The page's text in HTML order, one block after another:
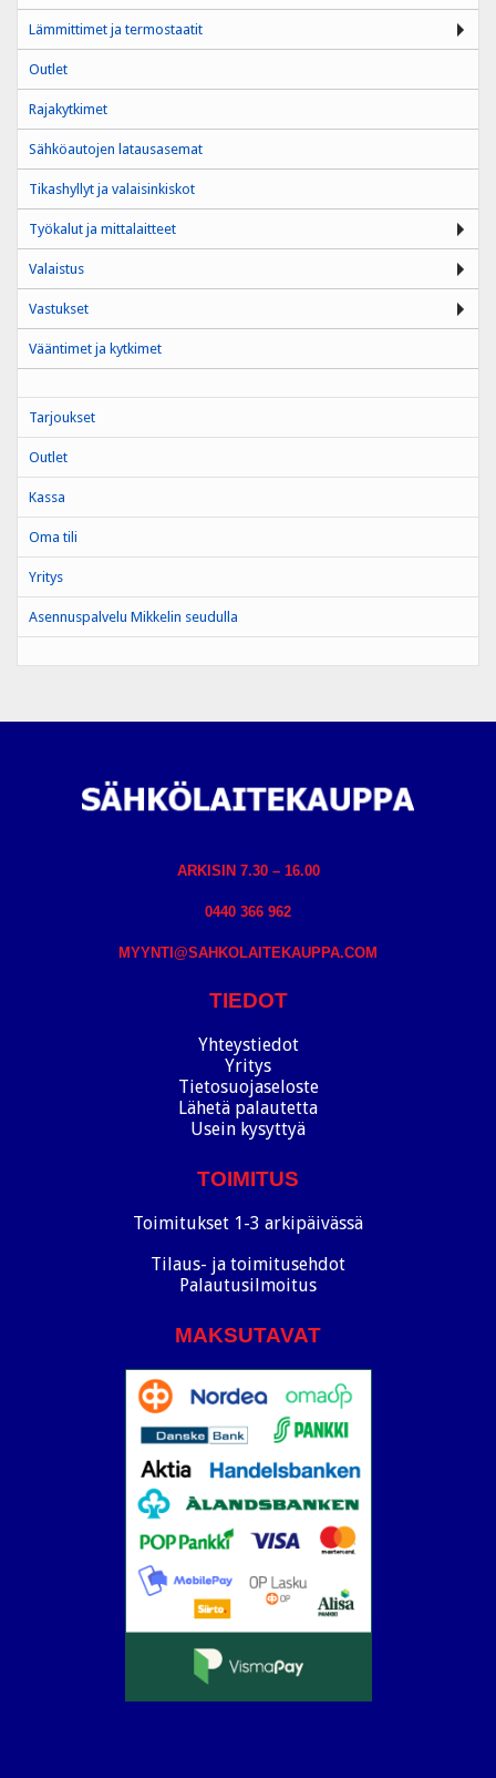
Lämmittimet ja termostaatit
Outlet
Rajakytkimet
Sähköautojen latausasemat
Tikashyllyt ja valaisinkiskot
Työkalut ja mittalaitteet
Valaistus
Vastukset
Vääntimet ja kytkimet
Tarjoukset
Outlet
Kassa
Oma tili
Yritys
Asennuspalvelu Mikkelin seudulla
ARKISIN 7.30 – 16.00
0440 366 962
MYYNTI@SAHKOLAITEKAUPPA.COM
TIEDOT
Yhteystiedot
Yritys
Tietosuojaseloste
Lähetä palautetta
Usein kysyttyä
TOIMITUS
Toimitukset 1-3 arkipäivässä
Tilaus- ja toimitusehdot
Palautusilmoitus
MAKSUTAVAT